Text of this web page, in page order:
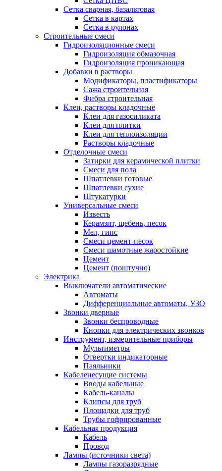
Сетка сварная, базальтовая
Сетка в картах
Сетка в рулонах
Строительные смеси
Гидроизоляционные смеси
Гидроизоляция обмазочная
Гидроизоляция проникающая
Добавки в растворы
Модификаторы, пластификаторы
Сажа строительная
Фибра строительная
Клеи, растворы кладочные
Клеи для газосиликата
Клеи для плитки
Клеи для теплоизоляции
Растворы кладочные
Отделочные смеси
Затирки для керамической плитки
Смеси для пола
Шпатлевки готовые
Шпатлевки сухие
Штукатурки
Универсальные смеси
Известь
Керамзит, щебень, песок
Мел, гипс
Смеси цемент-песок
Смеси шамотные жаростойкие
Цемент
Цемент (поштучно)
Электрика
Выключатели автоматические
Автоматы
Дифференциальные автоматы, УЗО
Звонки дверные
Звонки беспроводные
Кнопки для электрических звонков
Инструмент, измерительные приборы
Мультиметры
Отвертки индикаторные
Паяльники
Кабеленесущие системы
Вводы кабельные
Кабель-каналы
Клипсы для труб
Площадки для труб
Трубы гофрированные
Кабельная продукция
Кабель
Провод
Лампы (источники света)
Лампы газоразрядные